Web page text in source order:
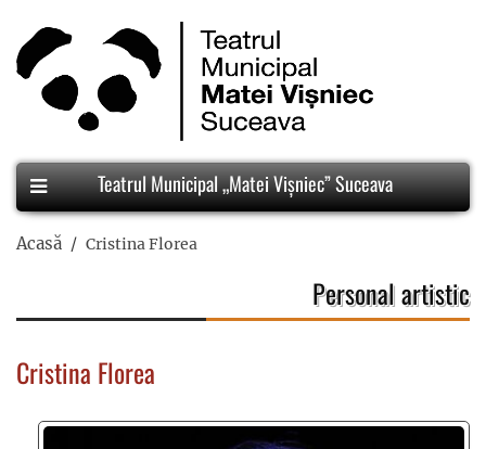
Teatrul Municipal „Matei Vișniec” Suceava
Acasă Cristina Florea
Personal artistic
Cristina Florea